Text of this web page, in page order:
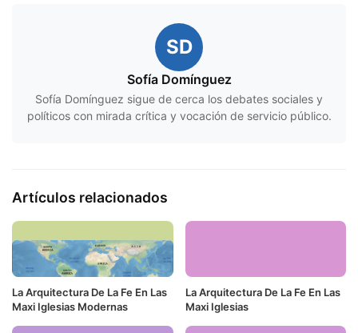
SD
Sofía Domínguez
Sofía Domínguez sigue de cerca los debates sociales y
políticos con mirada crítica y vocación de servicio público.
Artículos relacionados
La Arquitectura De La Fe En Las
Maxi Iglesias Modernas
La Arquitectura De La Fe En Las
Maxi Iglesias